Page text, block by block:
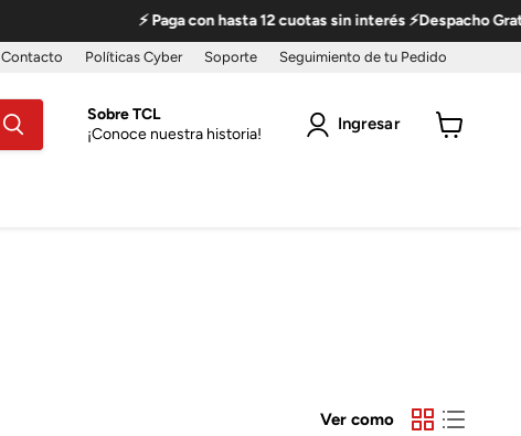
⚡ Paga con hasta 12 cuotas sin interés ⚡Despacho Gratis a todo
Contacto Políticas Cyber Soporte Seguimiento de tu Pedido
Sobre TCL
¡Conoce nuestra historia!
Ingresar
Ver como